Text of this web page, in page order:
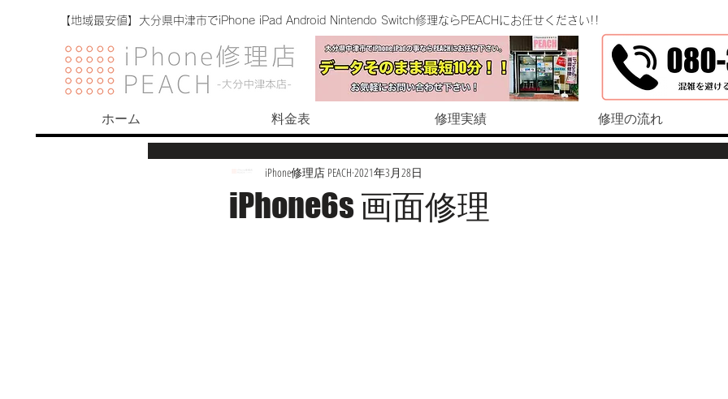
【地域最安値】大分県中津市でiPhone iPad Android Nintendo Switch修理ならPEACHにお任せください!!
ホーム 料金表 修理実績 修理の流れ
iPhone6s 画面修理
iPhone修理店 PEACH 2021年3月28日